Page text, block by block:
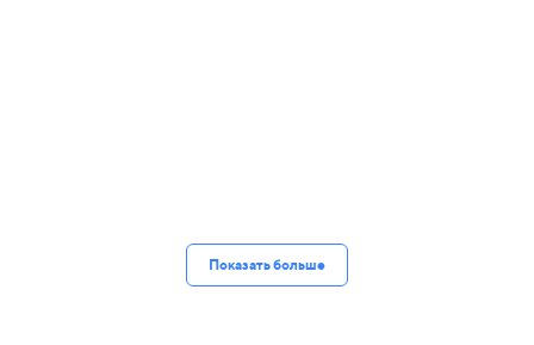
Показать больше